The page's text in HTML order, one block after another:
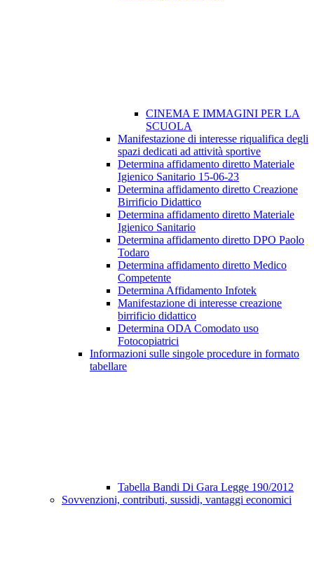
CINEMA E IMMAGINI PER LA
SCUOLA
Manifestazione di interesse riqualifica degli
spazi dedicati ad attività sportive
Determina affidamento diretto Materiale
Igienico Sanitario 15-06-23
Determina affidamento diretto Creazione
Birrificio Didattico
Determina affidamento diretto Materiale
Igienico Sanitario
Determina affidamento diretto DPO Paolo
Todaro
Determina affidamento diretto Medico
Competente
Determina Affidamento Infotek
Manifestazione di interesse creazione
birrificio didattico
Determina ODA Comodato uso
Fotocopiatrici
Informazioni sulle singole procedure in formato
tabellare
Tabella Bandi Di Gara Legge 190/2012
Sovvenzioni, contributi, sussidi, vantaggi economici